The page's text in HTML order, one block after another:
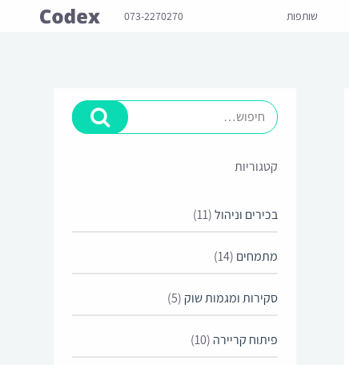
שותפות 073-2270270
קטגוריות
בכירים וניהול(11)
מתמחים (14)
סקירות ומגמות שוק (5)
פיתוח קריירה (10)